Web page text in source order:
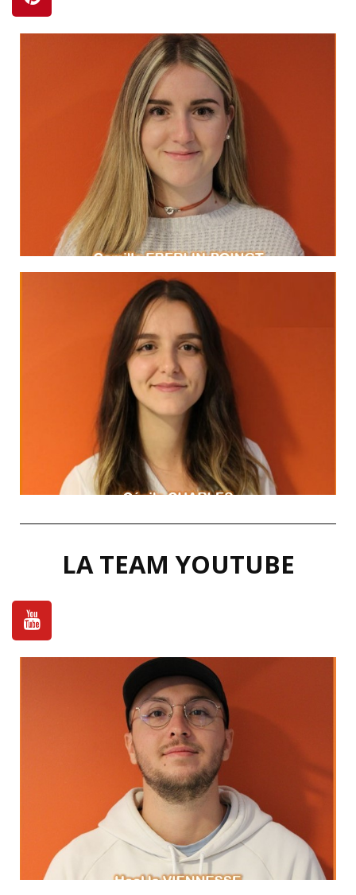
MA DEVISE
"Le meilleur moyen de réaliser l’impossible est
de croire que c’est possible."
Alice aux pays des merveilles
LinkedIn
MA DEVISE
"Les portes de l’avenir sont ouvertes à ceux
qui savent les pousser."
Coluche
LinkedIn
LA TEAM YOUTUBE
MA DEVISE
"Quand on veut on peut,
quand on peut on doit."
Napoleon B
LinkedIn